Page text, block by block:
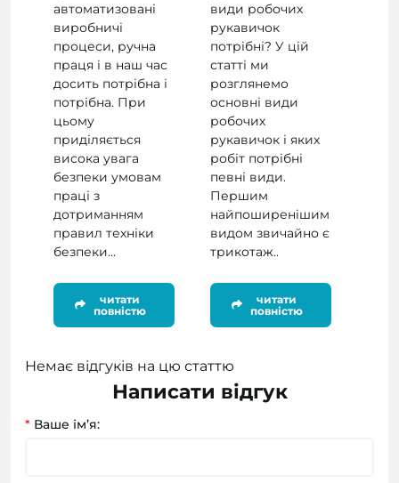
автоматизовані
виробничі
процеси, ручна
праця і в наш час
досить потрібна і
потрібна. При
цьому
приділяється
висока увага
безпеки умовам
праці з
дотриманням
правил техніки
безпеки...
читати
повністю
види робочих
рукавичок
потрібні? У цій
статті ми
розглянемо
основні види
робочих
рукавичок і яких
робіт потрібні
певні види.
Першим
найпоширенішим
видом звичайно є
трикотаж..
читати
повністю
Немає відгуків на цю статтю
Написати відгук
* Ваше ім’я: